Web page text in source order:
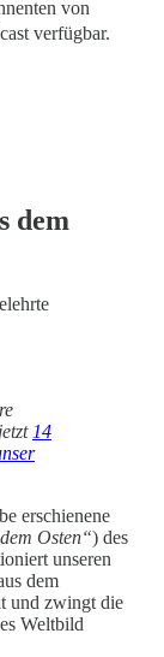
von
verfügbar.
dem
14
erschienene
Osten“) des
unseren
dem
und zwingt die
Weltbild